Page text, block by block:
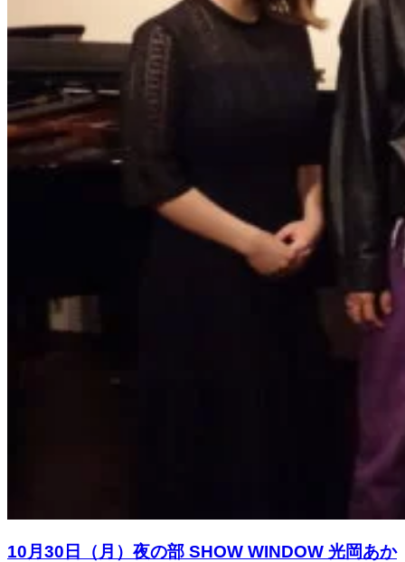
10月30日（月）夜の部 SHOW WINDOW 光岡あか